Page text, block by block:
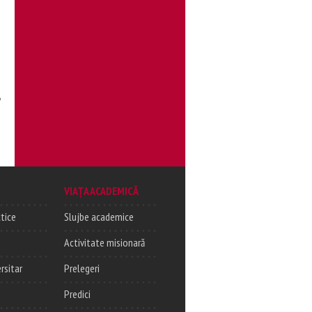
VIAȚA ACADEMICĂ
Slujbe academice
Activitate misionară
Prelegeri
Predici